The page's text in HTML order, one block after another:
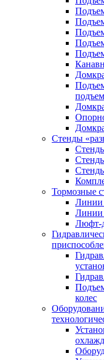
Стенды
Тормозные
Линии
Линии
Люфт-
колес